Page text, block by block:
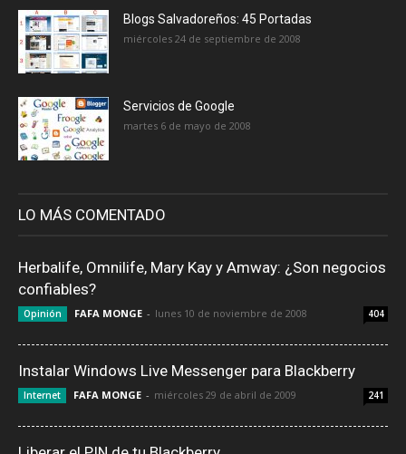
Blogs Salvadoreños: 45 Portadas
miércoles 24 de septiembre de 2008
Servicios de Google
martes 6 de mayo de 2008
LO MÁS COMENTADO
Herbalife, Omnilife, Mary Kay y Amway: ¿Son negocios
confiables?
Opinión FAFA MONGE - lunes 10 de noviembre de 2008 404
Instalar Windows Live Messenger para Blackberry
Internet FAFA MONGE - miércoles 29 de abril de 2009 241